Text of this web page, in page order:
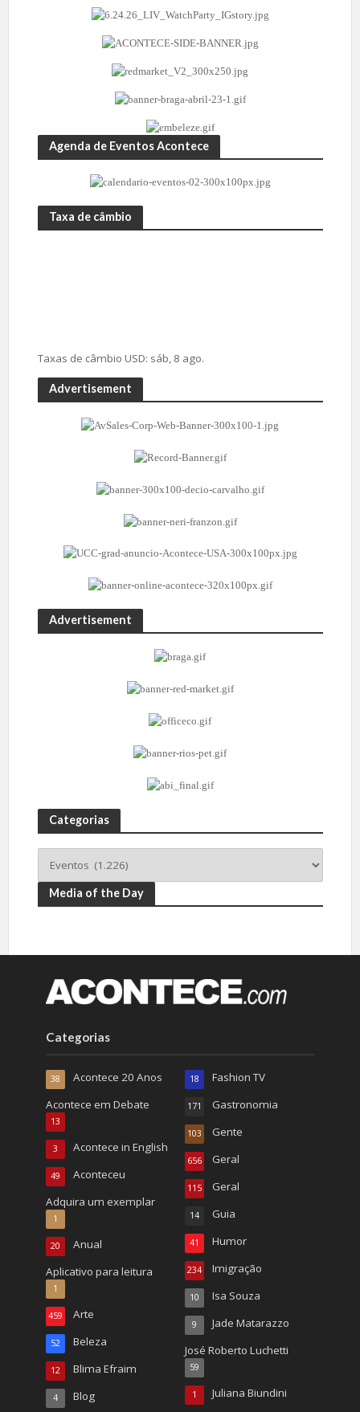
Agenda de Eventos Acontece
Taxa de câmbio
Taxas de câmbio USD: sáb, 8 ago.
Advertisement
Advertisement
Categorias
Media of the Day
Categorias
Acontece 20 Anos
38
Acontece em Debate
13
Acontece in English
3
Aconteceu
49
Adquira um exemplar
1
Anual
20
Aplicativo para leitura
1
Arte
459
Beleza
52
Blima Efraim
12
Blog
4
Fashion TV
18
Gastronomia
171
Gente
103
Geral
656
Geral
115
Guia
14
Humor
41
Imigração
234
Isa Souza
10
Jade Matarazzo
9
José Roberto Luchetti
59
Juliana Biundini
1